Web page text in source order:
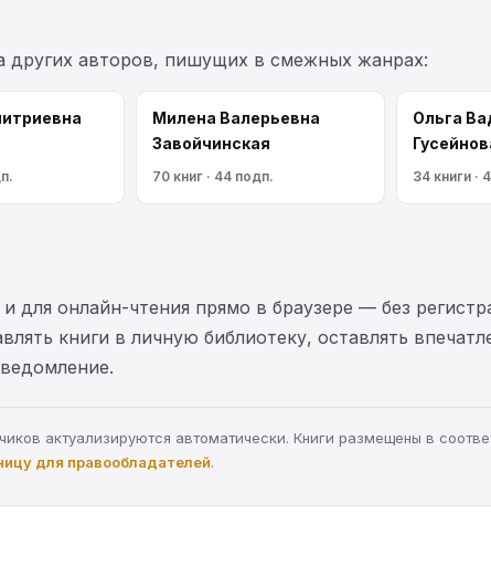
других авторов, пишущих в смежных жанрах:
Милена Валерьевна
Завойчинская
70 книг · 44 подп.
Ольга
34 книги ·
для онлайн-чтения прямо в браузере — без
книги в личную библиотеку, оставлять
актуализируются автоматически. Книги размещены в
для правообладателей.